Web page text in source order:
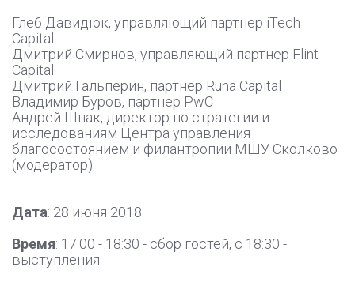
Глеб Давидюк, управляющий партнер iTech
Capital
Дмитрий Смирнов, управляющий партнер Flint
Capital
Дмитрий Гальперин, партнер Runa Capital
Владимир Буров, партнер PwC
Андрей Шпак, директор по стратегии и
исследованиям Центра управления
благосостоянием и филантропии МШУ Сколково
(модератор)
Дата: 28 июня 2018
Время: 17:00 - 18:30 - сбор гостей, с 18:30 -
выступления